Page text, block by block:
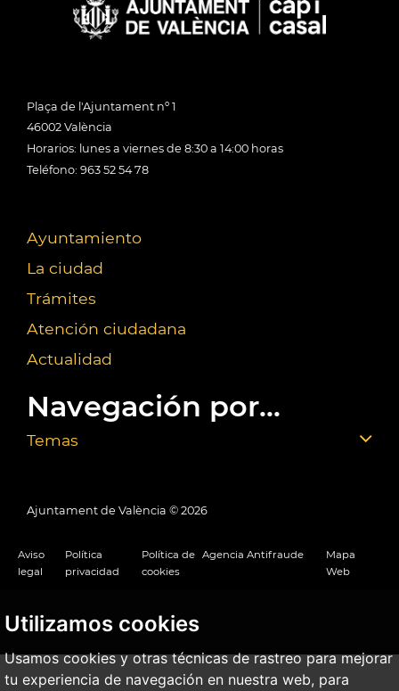
Utilizamos cookies
Usamos cookies y otras técnicas de rastreo para mejorar
tu experiencia de navegación en nuestra web, para
Plaça de l'Ajuntament nº 1
46002 València
Horarios: lunes a viernes de 8:30 a 14:00 horas
Teléfono: 963 52 54 78
Ayuntamiento
La ciudad
Trámites
Atención ciudadana
Actualidad
Navegación por...
Temas
Ajuntament de València © 2026
Aviso
legal
Política
privacidad
Política de
cookies
Agencia Antifraude
Mapa
Web